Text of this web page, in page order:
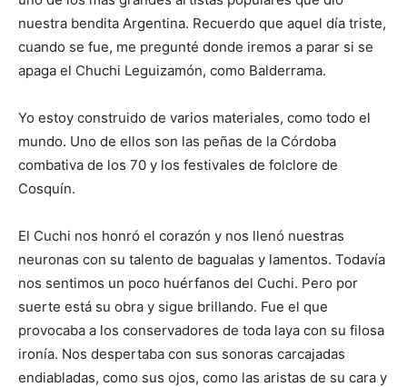
nuestra bendita Argentina. Recuerdo que aquel día triste,
cuando se fue, me pregunté donde iremos a parar si se
apaga el Chuchi Leguizamón, como Balderrama.
Yo estoy construido de varios materiales, como todo el
mundo. Uno de ellos son las peñas de la Córdoba
combativa de los 70 y los festivales de folclore de
Cosquín.
El Cuchi nos honró el corazón y nos llenó nuestras
neuronas con su talento de bagualas y lamentos. Todavía
nos sentimos un poco huérfanos del Cuchi. Pero por
suerte está su obra y sigue brillando. Fue el que
provocaba a los conservadores de toda laya con su filosa
ironía. Nos despertaba con sus sonoras carcajadas
endiabladas, como sus ojos, como las aristas de su cara y